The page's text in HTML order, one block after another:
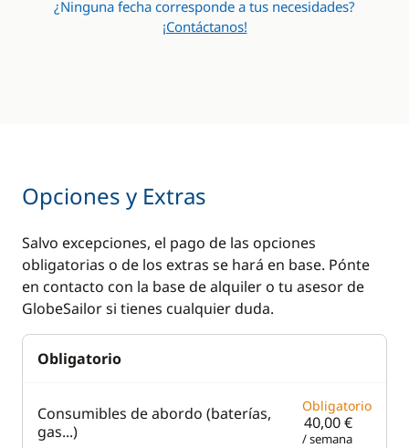
¿Ninguna fecha corresponde a tus necesidades?
¡Contáctanos!
Opciones y Extras
Salvo excepciones, el pago de las opciones
obligatorias o de los extras se hará en base. Pónte
en contacto con la base de alquiler o tu asesor de
GlobeSailor si tienes cualquier duda.
Obligatorio
Consumibles de abordo (baterías,
gas...)
Obligatorio
40,00 €
/ semana